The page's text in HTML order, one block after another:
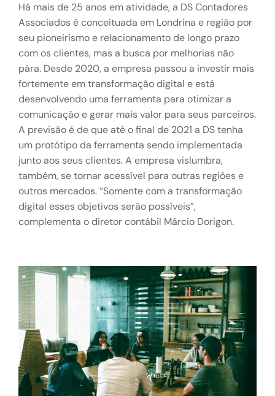
Há mais de 25 anos em atividade, a DS Contadores
Associados é conceituada em Londrina e região por
seu pioneirismo e relacionamento de longo prazo
com os clientes, mas a busca por melhorias não
pára. Desde 2020, a empresa passou a investir mais
fortemente em transformação digital e está
desenvolvendo uma ferramenta para otimizar a
comunicação e gerar mais valor para seus parceiros.
A previsão é de que até o final de 2021 a DS tenha
um protótipo da ferramenta sendo implementada
junto aos seus clientes. A empresa vislumbra,
também, se tornar acessível para outras regiões e
outros mercados. “Somente com a transformação
digital esses objetivos serão possíveis”,
complementa o diretor contábil Márcio Dorigon.